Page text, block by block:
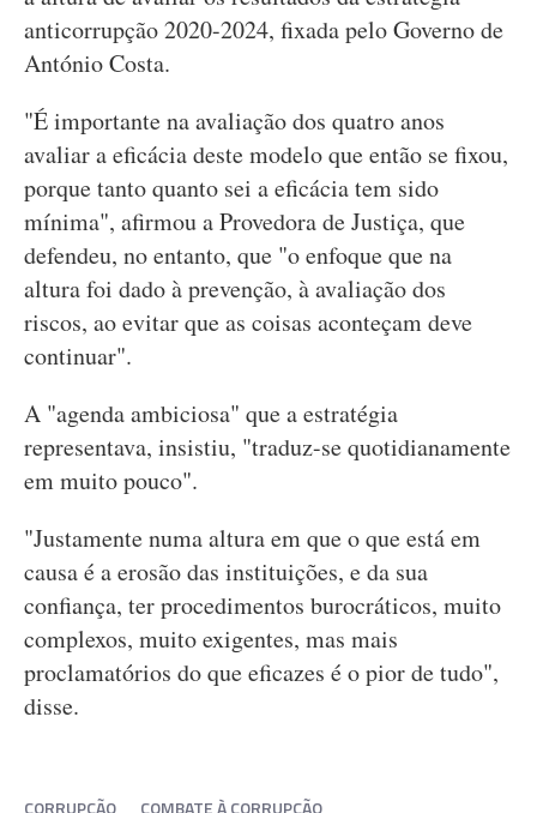
anticorrupção 2020-2024, fixada pelo Governo de
António Costa.
"É importante na avaliação dos quatro anos
avaliar a eficácia deste modelo que então se fixou,
porque tanto quanto sei a eficácia tem sido
mínima", afirmou a Provedora de Justiça, que
defendeu, no entanto, que "o enfoque que na
altura foi dado à prevenção, à avaliação dos
riscos, ao evitar que as coisas aconteçam deve
continuar".
A "agenda ambiciosa" que a estratégia
representava, insistiu, "traduz-se quotidianamente
em muito pouco".
"Justamente numa altura em que o que está em
causa é a erosão das instituições, e da sua
confiança, ter procedimentos burocráticos, muito
complexos, muito exigentes, mas mais
proclamatórios do que eficazes é o pior de tudo",
disse.
CORRUPÇÃO
COMBATE À CORRUPÇÃO